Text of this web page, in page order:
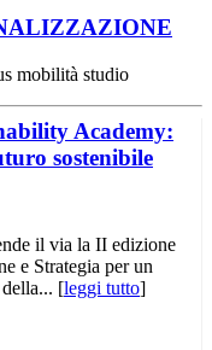
mobilità studio
Academy:
sostenibile
il via la II edizione
e Strategia per un
[leggi tutto]